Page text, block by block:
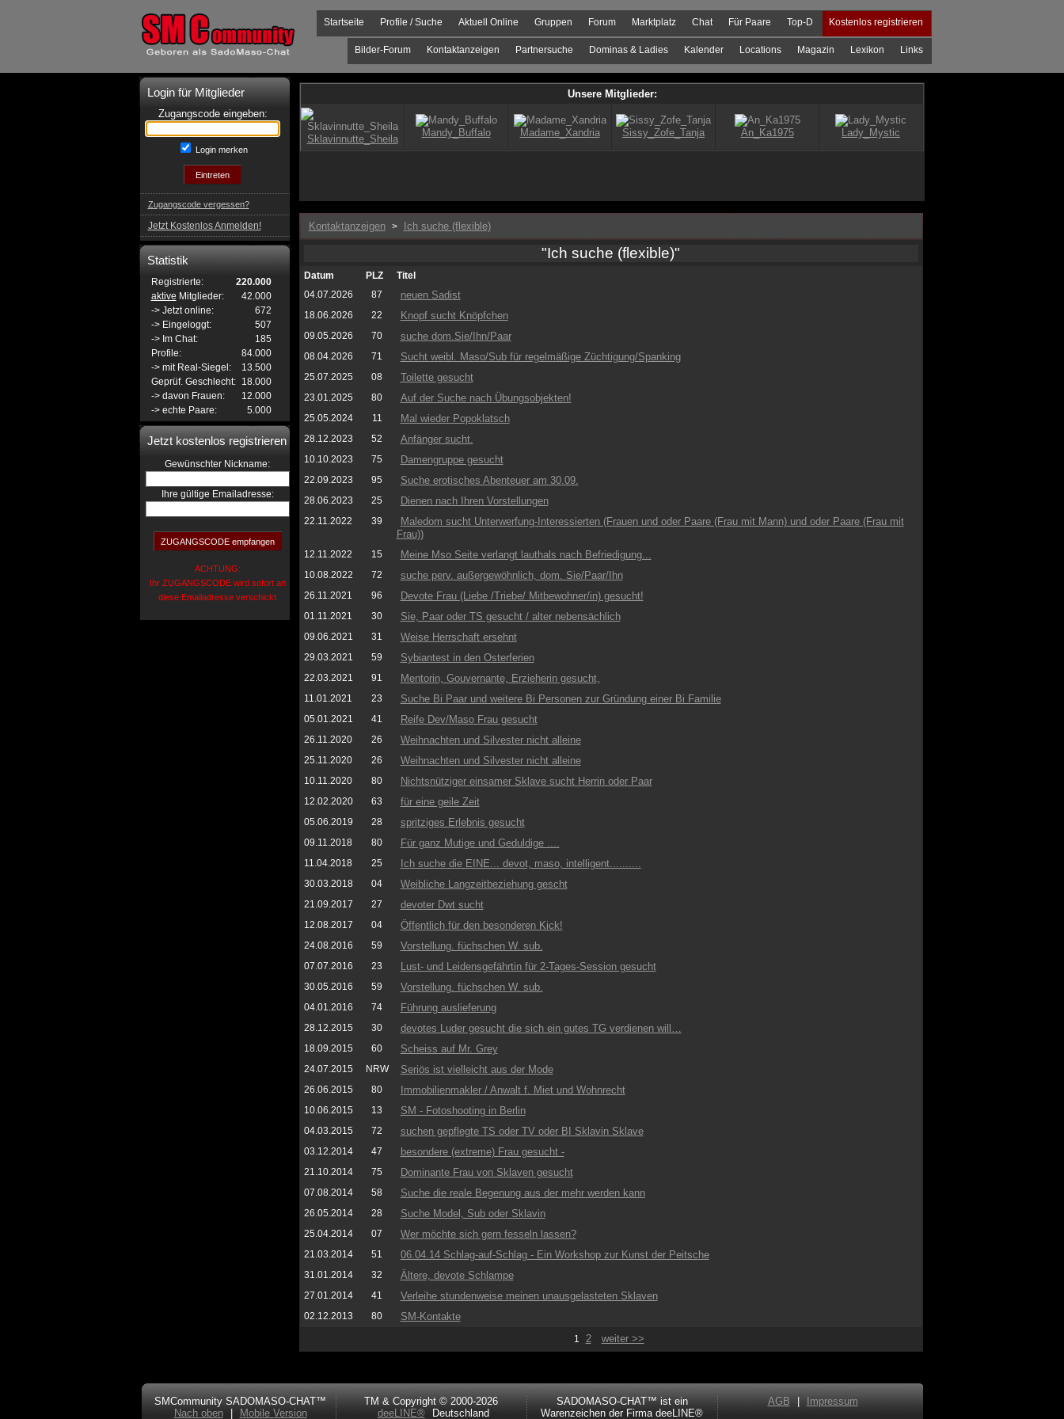
Kostenlos registrieren
Top-D
Für Paare
Chat
Marktplatz
Forum
Gruppen
Aktuell Online
Profile / Suche
Startseite
Links
Lexikon
Magazin
Locations
Kalender
Dominas & Ladies
Partnersuche
Kontaktanzeigen
Bilder-Forum
Login für Mitglieder
Zugangscode eingeben:
Login merken
Zugangscode vergessen?
Jetzt Kostenlos Anmelden!
Statistik
Registrierte:
220.000
aktive Mitglieder:
42.000
-> Jetzt online:
672
-> Eingeloggt:
507
-> Im Chat:
185
Profile:
84.000
-> mit Real-Siegel:
13.500
Geprüf. Geschlecht:
18.000
-> davon Frauen:
12.000
-> echte Paare:
5.000
Jetzt kostenlos registrieren
Gewünschter Nickname:
Ihre gültige Emailadresse:
ACHTUNG:
Ihr ZUGANGSCODE wird sofort an
diese Emailadresse verschickt
Kontaktanzeigen > Ich suche (flexible)
"Ich suche (flexible)"
Datum PLZ
Titel
04.07.2026
87 neuen Sadist
18.06.2026 22 Knopf sucht Knöpfchen
09.05.2026 70 suche dom.Sie/Ihn/Paar
08.04.2026 71 Sucht weibl. Maso/Sub für regelmäßige Züchtigung/Spanking
25.07.2025 08 Toilette gesucht
23.01.2025 80 Auf der Suche nach Übungsobjekten!
25.05.2024 11 Mal wieder Popoklatsch
28.12.2023 52 Anfänger sucht.
10.10.2023 75 Damengruppe gesucht
22.09.2023 95 Suche erotisches Abenteuer am 30.09.
28.06.2023 25 Dienen nach Ihren Vorstellungen
22.11.2022 39
Maledom sucht Unterwerfung-Interessierten (Frauen und oder Paare (Frau mit Mann) und oder Paare (Frau mit
Frau))
12.11.2022 15 Meine Mso Seite verlangt lauthals nach Befriedigung...
10.08.2022 72 suche perv. außergewöhnlich, dom. Sie/Paar/Ihn
26.11.2021 96 Devote Frau (Liebe /Triebe/ Mitbewohner/in) gesucht!
01.11.2021 30 Sie, Paar oder TS gesucht / alter nebensächlich
09.06.2021 31 Weise Herrschaft ersehnt
29.03.2021 59 Sybiantest in den Osterferien
22.03.2021 91 Mentorin, Gouvernante, Erzieherin gesucht,
11.01.2021 23 Suche Bi Paar und weitere Bi Personen zur Gründung einer Bi Familie
05.01.2021 41 Reife Dev/Maso Frau gesucht
26.11.2020 26 Weihnachten und Silvester nicht alleine
25.11.2020 26 Weihnachten und Silvester nicht alleine
10.11.2020 80 Nichtsnütziger einsamer Sklave sucht Herrin oder Paar
12.02.2020 63 für eine geile Zeit
05.06.2019 28 spritziges Erlebnis gesucht
09.11.2018 80 Für ganz Mutige und Geduldige ....
11.04.2018 25 Ich suche die EINE... devot, maso, intelligent..........
30.03.2018 04 Weibliche Langzeitbeziehung gescht
21.09.2017 27 devoter Dwt sucht
12.08.2017 04 Öffentlich für den besonderen Kick!
24.08.2016 59 Vorstellung. füchschen W. sub.
07.07.2016 23 Lust- und Leidensgefährtin für 2-Tages-Session gesucht
30.05.2016 59 Vorstellung. füchschen W. sub.
04.01.2016 74 Führung auslieferung
28.12.2015 30 devotes Luder gesucht die sich ein gutes TG verdienen will…
18.09.2015 60 Scheiss auf Mr. Grey
24.07.2015 NRW Seriös ist vielleicht aus der Mode
26.06.2015 80 Immobilienmakler / Anwalt f. Miet und Wohnrecht
10.06.2015 13 SM - Fotoshooting in Berlin
04.03.2015 72 suchen gepflegte TS oder TV oder BI Sklavin Sklave
03.12.2014 47 besondere (extreme) Frau gesucht -
21.10.2014 75 Dominante Frau von Sklaven gesucht
07.08.2014 58 Suche die reale Begenung aus der mehr werden kann
26.05.2014 28 Suche Model, Sub oder Sklavin
25.04.2014 07 Wer möchte sich gern fesseln lassen?
21.03.2014 51 06.04.14 Schlag-auf-Schlag - Ein Workshop zur Kunst der Peitsche
31.01.2014 32 Ältere, devote Schlampe
27.01.2014 41 Verleihe stundenweise meinen unausgelasteten Sklaven
02.12.2013 80 SM-Kontakte
1 2 weiter >>
SMCommunity SADOMASO-CHAT™
Nach oben
Mobile Version
TM & Copyright © 2000-2026
deeLINE®
Deutschland
SADOMASO-CHAT™ ist ein
Warenzeichen der Firma deeLINE®
AGB Impressum